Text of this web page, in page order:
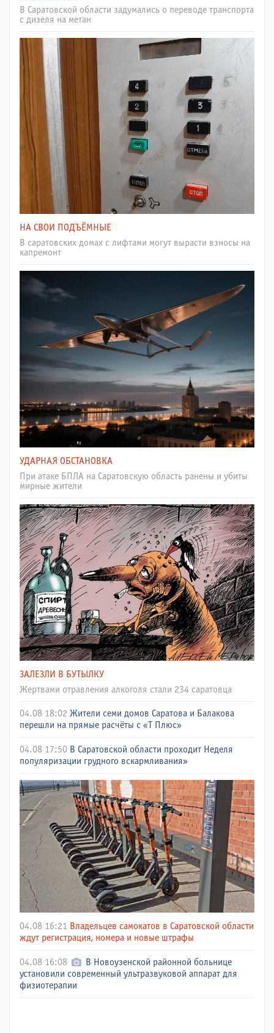
В Саратовской области задумались о переводе транспорта
с дизеля на метан
НА СВОИ ПОДЪЁМНЫЕ
В саратовских домах с лифтами могут вырасти взносы на
капремонт
УДАРНАЯ ОБСТАНОВКА
При атаке БПЛА на Саратовскую область ранены и убиты
мирные жители
ЗАЛЕЗЛИ В БУТЫЛКУ
Жертвами отравления алкоголя стали 234 саратовца
04.08 18:02 Жители семи домов Саратова и Балакова
перешли на прямые расчёты с «Т Плюс»
04.08 17:50 В Саратовской области проходит Неделя
популяризации грудного вскармливания»
04.08 16:21
Владельцев самокатов в Саратовской области
ждут регистрация, номера и новые штрафы
04.08 16:08
В Новоузенской районной больнице
установили современный ультразвуковой аппарат для
физиотерапии